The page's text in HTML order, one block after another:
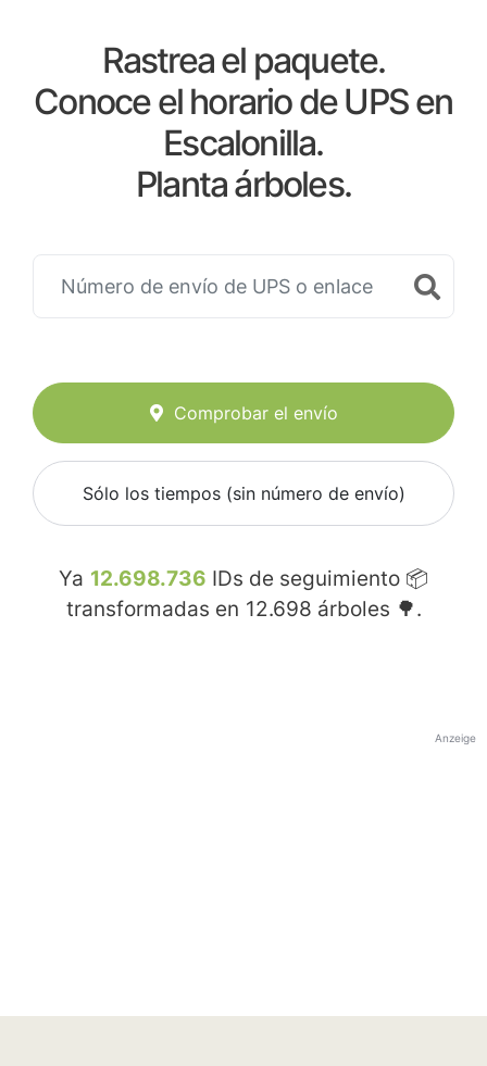
Rastrea el paquete.
Conoce el horario de UPS en
Escalonilla.
Planta árboles.
Comprobar el envío
Sólo los tiempos (sin número de envío)
Ya 12.698.736 IDs de seguimiento 📦
transformadas en 12.698 árboles 🌳.
Anzeige